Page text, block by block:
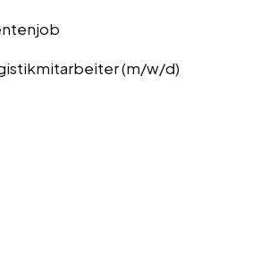
(m/w/d)